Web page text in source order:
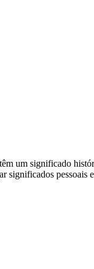
um significado
pessoais